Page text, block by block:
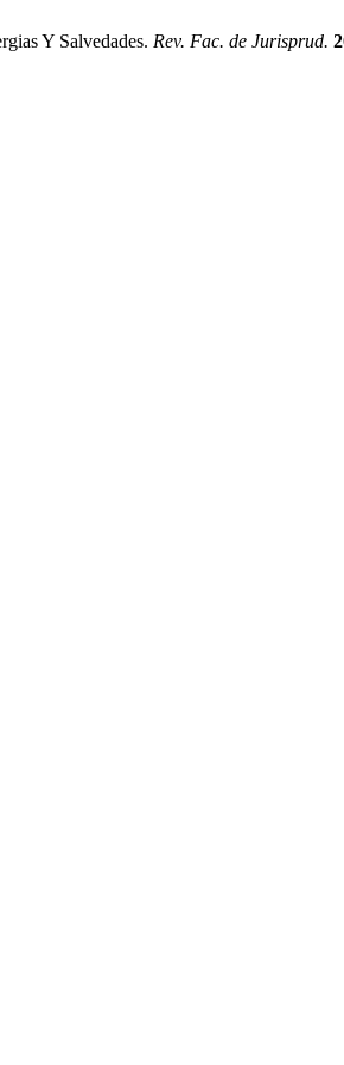
Y Salvedades. Rev. Fac. de Jurisprud.